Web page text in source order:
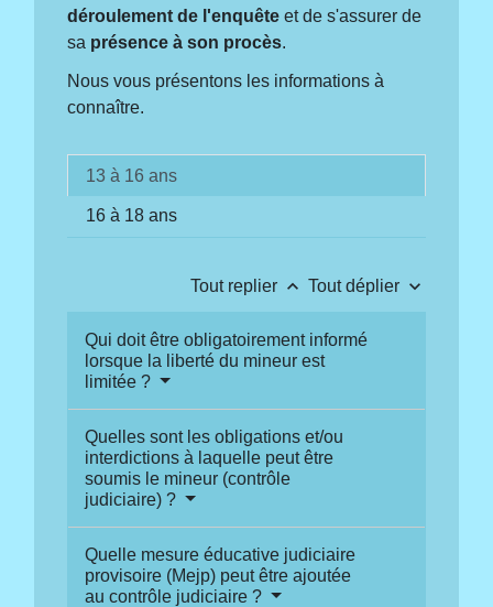
déroulement de l'enquête et de s'assurer de
sa présence à son procès.
Nous vous présentons les informations à
connaître.
13 à 16 ans
16 à 18 ans
Tout replier keyboard_arrow_up Tout déplier keyboard_arrow_down
Qui doit être obligatoirement informé
lorsque la liberté du mineur est
limitée ?
Quelles sont les obligations et/ou
interdictions à laquelle peut être
soumis le mineur (contrôle
judiciaire) ?
Quelle mesure éducative judiciaire
provisoire (Mejp) peut être ajoutée
au contrôle judiciaire ?